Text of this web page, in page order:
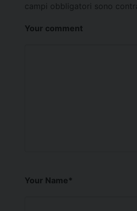
campi obbligatori sono
Your comment
Your Name*